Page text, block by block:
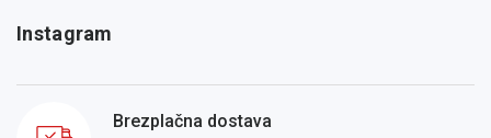
Instagram
Brezplačna dostava